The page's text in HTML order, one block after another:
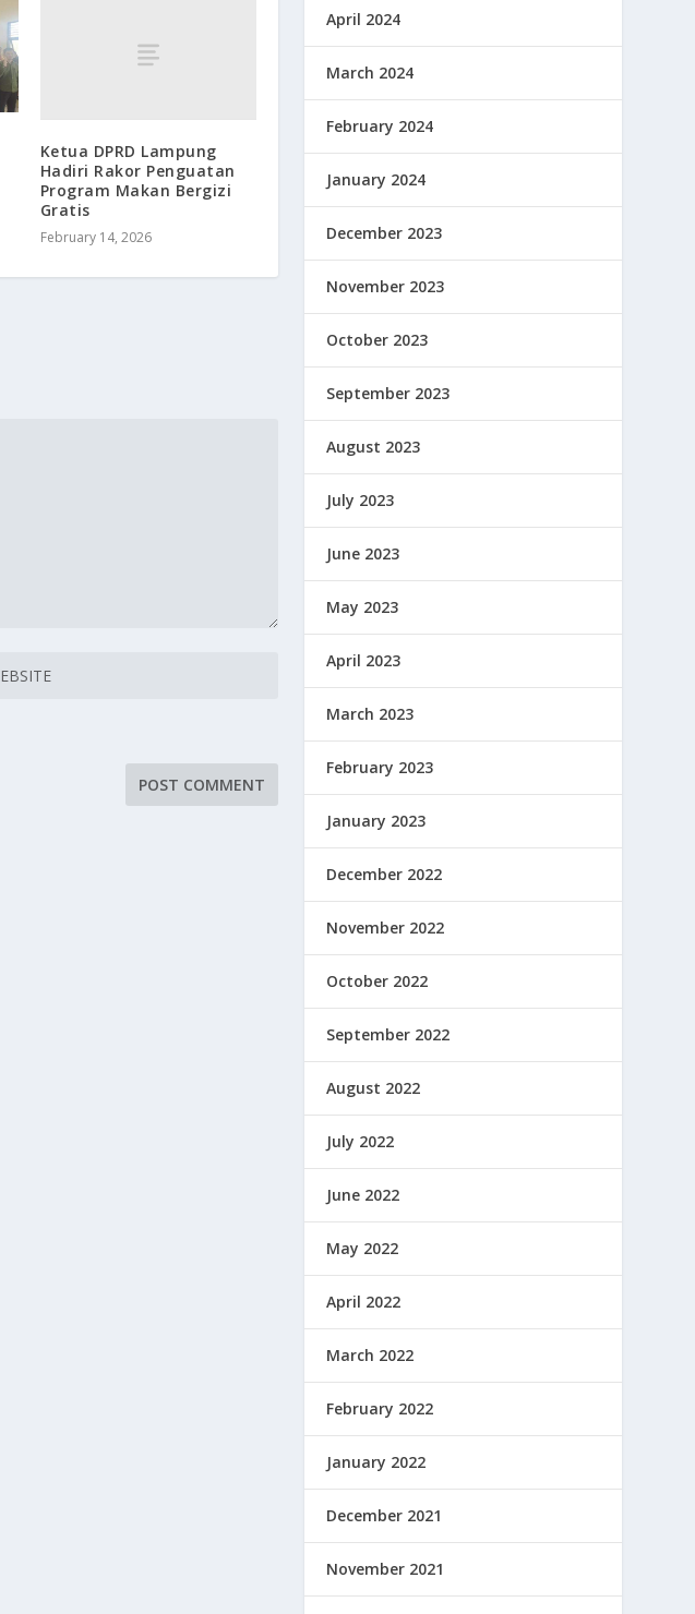
Ketua DPRD Lampung
Hadiri Rakor Penguatan
Program Makan Bergizi
Gratis
February 14, 2026
April 2024
March 2024
February 2024
January 2024
December 2023
November 2023
October 2023
September 2023
August 2023
July 2023
June 2023
May 2023
April 2023
March 2023
February 2023
January 2023
December 2022
November 2022
October 2022
September 2022
August 2022
July 2022
June 2022
May 2022
April 2022
March 2022
February 2022
January 2022
December 2021
November 2021